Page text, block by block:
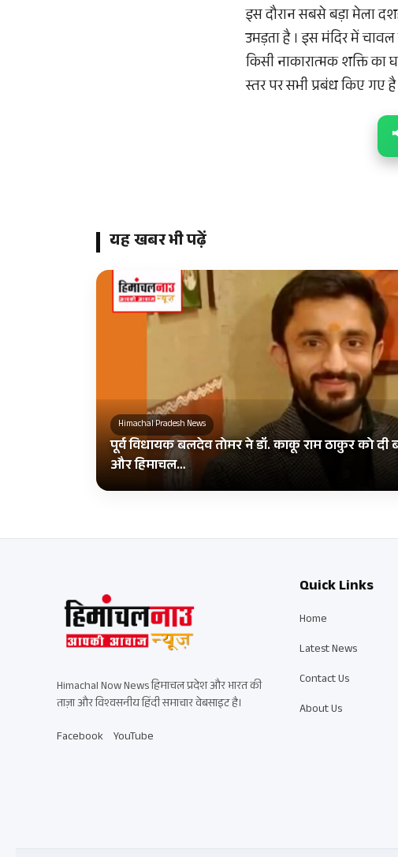
इस दौरान सबसे बड़ा मेला
उमड़ता है । इस मंदिर में
किसी नाकारात्मक शक्ति का
स्तर पर सभी प्रबंध किए गए है
यह खबर भी पढ़ें
Himachal Pradesh News
पूर्व विधायक बलदेव तोमर ने डॉ. काकू राम ठाकुर को दी
और हिमाचल…
Himachal Now News हिमाचल प्रदेश और भारत की
ताज़ा और विश्वसनीय हिंदी समाचार वेबसाइट है।
Facebook YouTube
Quick Links
Home
Latest News
Contact Us
About Us